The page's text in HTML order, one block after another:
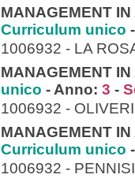
MANAGEMENT
Curriculum unico
1006932 - LA
MANAGEMENT
unico - Anno: 3 -
1006932 -
MANAGEMENT
Curriculum unico
1006932 -